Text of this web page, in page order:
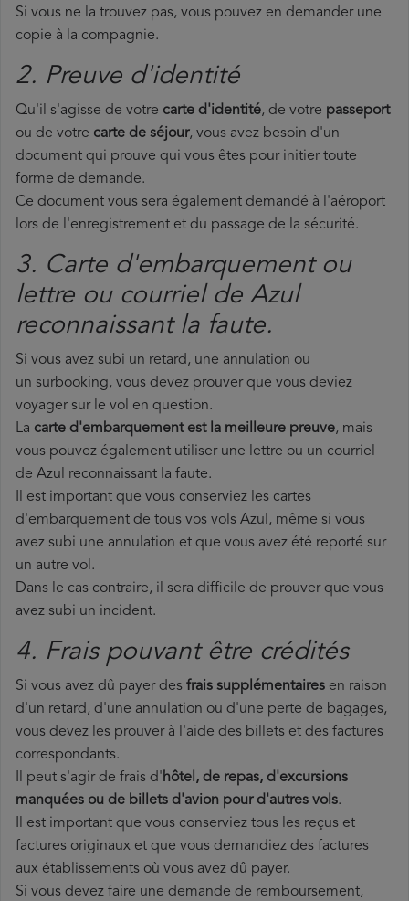
Si vous ne la trouvez pas, vous pouvez en demander une
copie à la compagnie.
2. Preuve d'identité
Qu'il s'agisse de votre carte d'identité, de votre passeport
ou de votre carte de séjour, vous avez besoin d'un
document qui prouve qui vous êtes pour initier toute
forme de demande.
Ce document vous sera également demandé à l'aéroport
lors de l'enregistrement et du passage de la sécurité.
3. Carte d'embarquement ou
lettre ou courriel de Azul
reconnaissant la faute.
Si vous avez subi un retard, une annulation ou
un surbooking, vous devez prouver que vous deviez
voyager sur le vol en question.
La carte d'embarquement est la meilleure preuve, mais
vous pouvez également utiliser une lettre ou un courriel
de Azul reconnaissant la faute.
Il est important que vous conserviez les cartes
d'embarquement de tous vos vols Azul, même si vous
avez subi une annulation et que vous avez été reporté sur
un autre vol.
Dans le cas contraire, il sera difficile de prouver que vous
avez subi un incident.
4. Frais pouvant être crédités
Si vous avez dû payer des frais supplémentaires en raison
d'un retard, d'une annulation ou d'une perte de bagages,
vous devez les prouver à l'aide des billets et des factures
correspondants.
Il peut s'agir de frais d'hôtel, de repas, d'excursions
manquées ou de billets d'avion pour d'autres vols.
Il est important que vous conserviez tous les reçus et
factures originaux et que vous demandiez des factures
aux établissements où vous avez dû payer.
Si vous devez faire une demande de remboursement,